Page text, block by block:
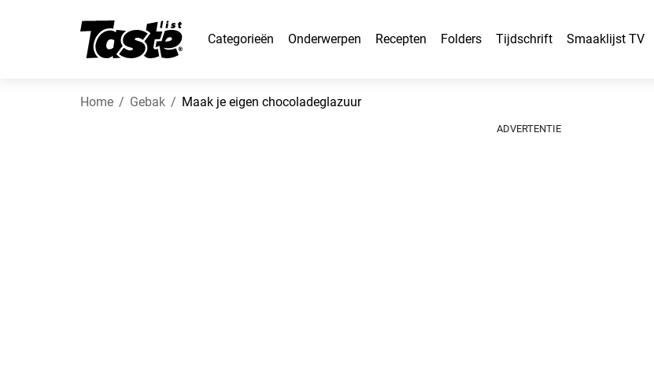
Categorieën Onderwerpen Recepten Folders Tijdschrift Smaaklijst TV
Home Gebak Maak je eigen chocoladeglazuur
ADVERTENTIE